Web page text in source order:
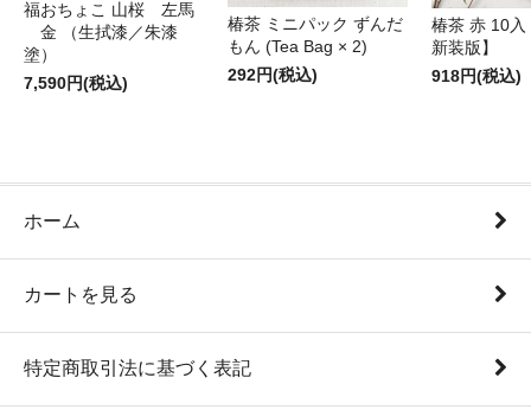
福おちょこ 山桜 左馬
金 （生拭漆／朱漆
塗）
7,590円(税込)
椿茶 ミニパック ずんだ
もん (Tea Bag × 2)
292円(税込)
椿茶 赤 10入
新装版】
918円(税込)
ホーム
カートを見る
特定商取引法に基づく表記